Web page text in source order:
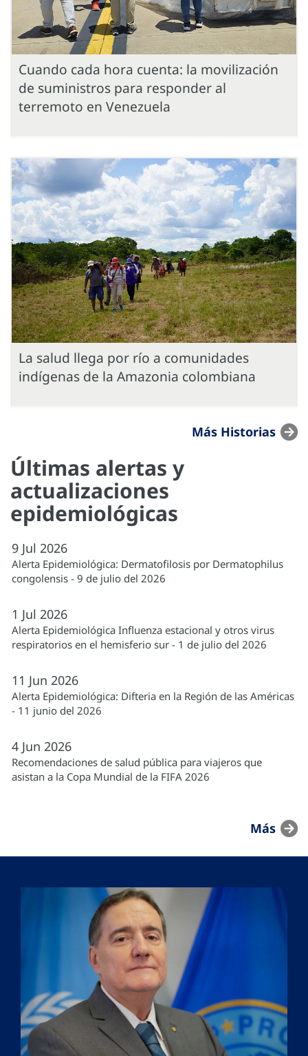
Cuando cada hora cuenta: la movilización
de suministros para responder al
terremoto en Venezuela
La salud llega por río a comunidades
indígenas de la Amazonia colombiana
Más Historias
Últimas alertas y
actualizaciones
epidemiológicas
9 Jul 2026
Alerta Epidemiológica: Dermatofilosis por Dermatophilus
congolensis - 9 de julio del 2026
1 Jul 2026
Alerta Epidemiológica Influenza estacional y otros virus
respiratorios en el hemisferio sur - 1 de julio del 2026
11 Jun 2026
Alerta Epidemiológica: Difteria en la Región de las Américas
- 11 junio del 2026
4 Jun 2026
Recomendaciones de salud pública para viajeros que
asistan a la Copa Mundial de la FIFA 2026
Más